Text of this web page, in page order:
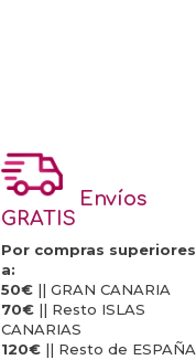
Envíos
GRATIS
Por compras superiores
a:
50€|| GRAN CANARIA
70€|| Resto ISLAS
CANARIAS
120€|| Resto de ESPAÑA